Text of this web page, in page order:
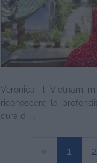
Veronica: il Vietnam
riconoscere la
cura di ...
« 1 2